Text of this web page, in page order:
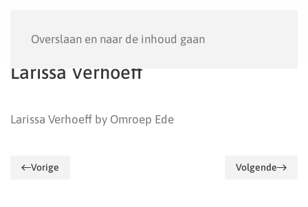
Overslaan en naar de inhoud gaan
Larissa Verhoeff
Larissa Verhoeff by Omroep Ede
Vorige Volgende